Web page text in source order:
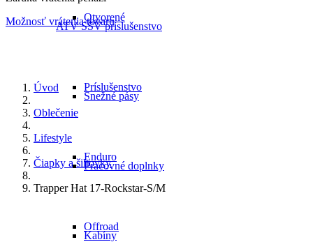
Otvorené
Príslušenstvo
Enduro
Offroad
ATV SSV príslušenstvo
Snežné pásy
Pracovné doplnky
Kabíny
Možnosť vrátenia tovaru
Úvod
Oblečenie
Lifestyle
Čiapky a šiltovky
Trapper Hat 17-Rockstar-S/M